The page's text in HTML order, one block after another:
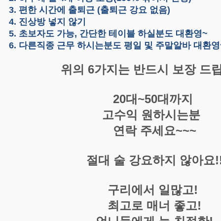
시간에 출퇴근 (출퇴근 강요 없음)
상방 넣지 않기
자도 가능, 간단한 테이블 하실분도 대환영~
직종 근무 하시는분도 평일 및 주말알바 대환영
위의 6가지는 반드시 보장 드
20대~50대까지
고수익 원하시는분
연락 주세요~~~
절대 술 강요하지 않아요
구리에서 일많고!
최고로 매너 좋고!